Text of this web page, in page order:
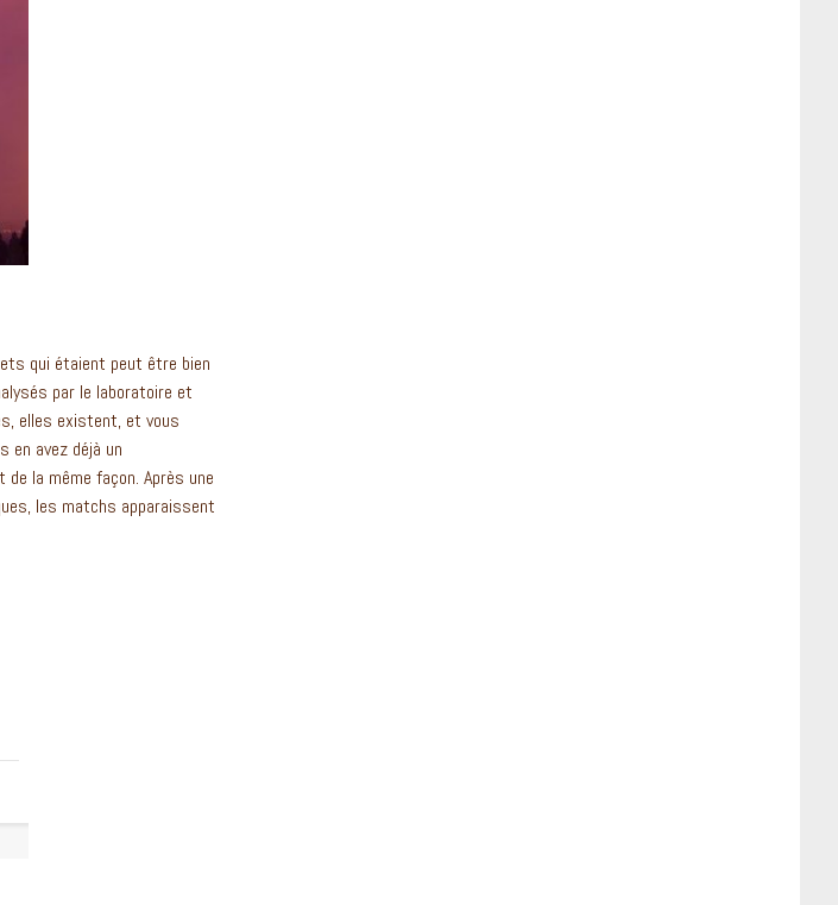
qui étaient peut être bien
par le laboratoire et
elles existent, et vous
en avez déjà un
la même façon. Après une
les matchs apparaissent